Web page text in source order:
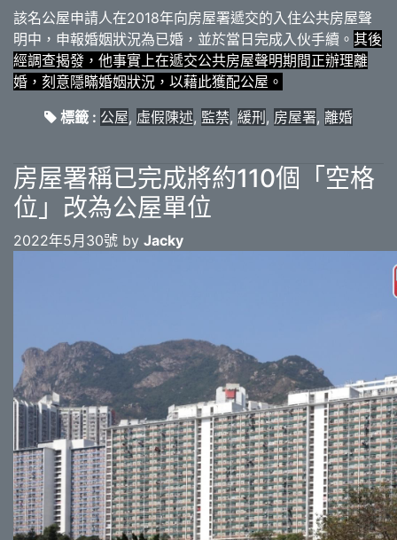
該名公屋申請人在2018年向房屋署遞交的入住公共房屋聲
明中，申報婚姻狀況為已婚，並於當日完成入伙手續。 其後
經調查揭發，他事實上在遞交公共房屋聲明期間正辦理離
婚，刻意隱瞞婚姻狀況，以藉此獲配公屋。
標籤 : 公屋, 虛假陳述, 監禁, 緩刑 , 房屋署, 離婚
房屋署稱已完成將約110個「空格
位」改為公屋單位
2022年5月30號 by Jacky